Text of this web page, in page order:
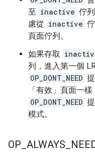
至 inactive 佇
慮從 inactive
頁面佇列。
如果存取
列，進入第一個
OP_DONT_NEED
「有效」頁面一
OP_DONT_NEED
模式。
OP ALWAYS